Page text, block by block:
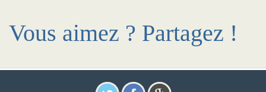
Vous aimez ? Partagez !